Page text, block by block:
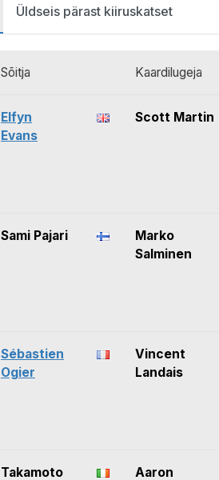
Üldseis pärast kiiruskatset
Sõitja Kaardilugeja
Elfyn
Evans
Scott Martin
Sami Pajari
Marko
Salminen
Sébastien
Ogier
Vincent
Landais
Takamoto Aaron